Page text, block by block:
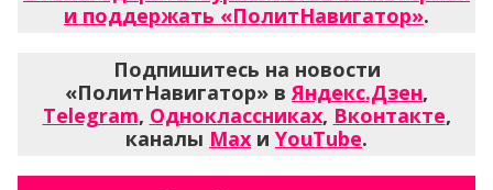
и поддержать «ПолитНавигатор».
Подпишитесь на новости
«ПолитНавигатор» в Яндекс.Дзен,
Telegram, Одноклассниках, Вконтакте,
каналы Max и YouTube.